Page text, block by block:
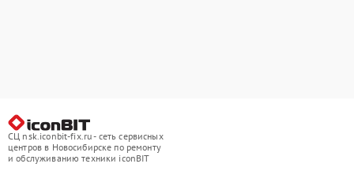
СЦ nsk.iconbit-fix.ru - сеть сервисных
центров в Новосибирске по ремонту
и обслуживанию техники iconBIT